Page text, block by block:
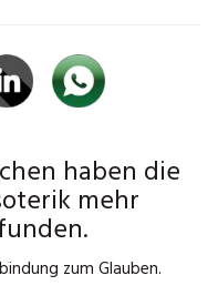
haben die
mehr
zum Glauben.